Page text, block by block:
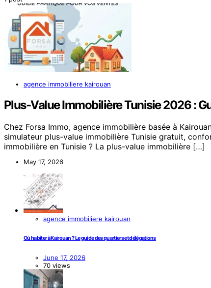
agence immobiliere kairouan
Plus-Value Immobilière Tunisie 2026 :
Chez Forsa Immo, agence immobilière basée à
simulateur plus-value immobilière Tunisie gratuit,
immobilière en Tunisie ? La plus-value immobilière […]
May 17, 2026
agence immobiliere kairouan
Où habiter à Kairouan ? Le guide des quartiers et délégations
June 17, 2026
70 views